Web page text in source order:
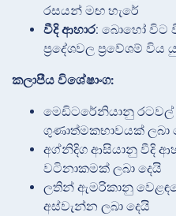
රසයන් මඟ හැරේ
වීදි ආහාර: බොහෝ විට
ප්‍රදේශවල ප්‍රවේශම් විය
කලාපීය විශේෂාංග:
මෙඩිටරේනියානු
ගුණාත්මකභාවයක් ලබා
අග්නිදිග ආසියානු වීදි
වටිනාකමක් ලබා දෙයි
ලතින් ඇමරිකානු
අස්වැන්න ලබා දෙයි